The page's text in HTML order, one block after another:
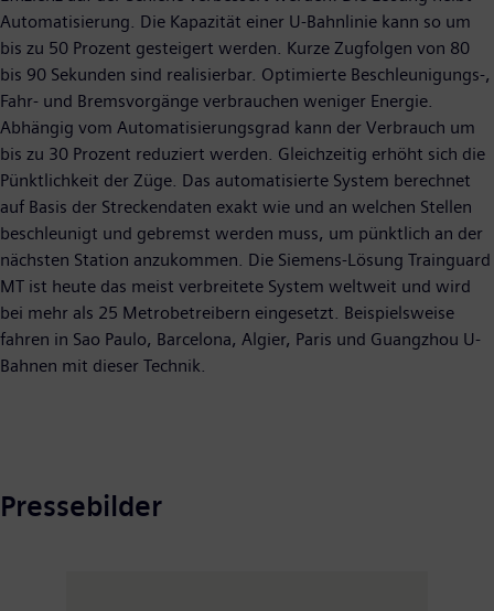
Automatisierung. Die Kapazität einer U-Bahnlinie kann so um
bis zu 50 Prozent gesteigert werden. Kurze Zugfolgen von 80
bis 90 Sekunden sind realisierbar. Optimierte Beschleunigungs-,
Fahr- und Bremsvorgänge verbrauchen weniger Energie.
Abhängig vom Automatisierungsgrad kann der Verbrauch um
bis zu 30 Prozent reduziert werden. Gleichzeitig erhöht sich die
Pünktlichkeit der Züge. Das automatisierte System berechnet
auf Basis der Streckendaten exakt wie und an welchen Stellen
beschleunigt und gebremst werden muss, um pünktlich an der
nächsten Station anzukommen. Die Siemens-Lösung Trainguard
MT ist heute das meist verbreitete System weltweit und wird
bei mehr als 25 Metrobetreibern eingesetzt. Beispielsweise
fahren in Sao Paulo, Barcelona, Algier, Paris und Guangzhou U-
Bahnen mit dieser Technik.
Pressebilder